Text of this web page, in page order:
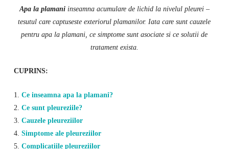
Apa la plamaniinseamna acumulare de lichid la nivelul pleurei –
tesutul care captuseste exteriorul plamanilor. Iata care sunt cauzele
pentru apa la plamani, ce simptome sunt asociate si ce solutii de
tratament exista.
CUPRINS:
1. Ce inseamna apa la plamani?
2. Ce sunt pleureziile?
3. Cauzele pleureziilor
4. Simptome ale pleureziilor
5. Complicatiile pleureziilor